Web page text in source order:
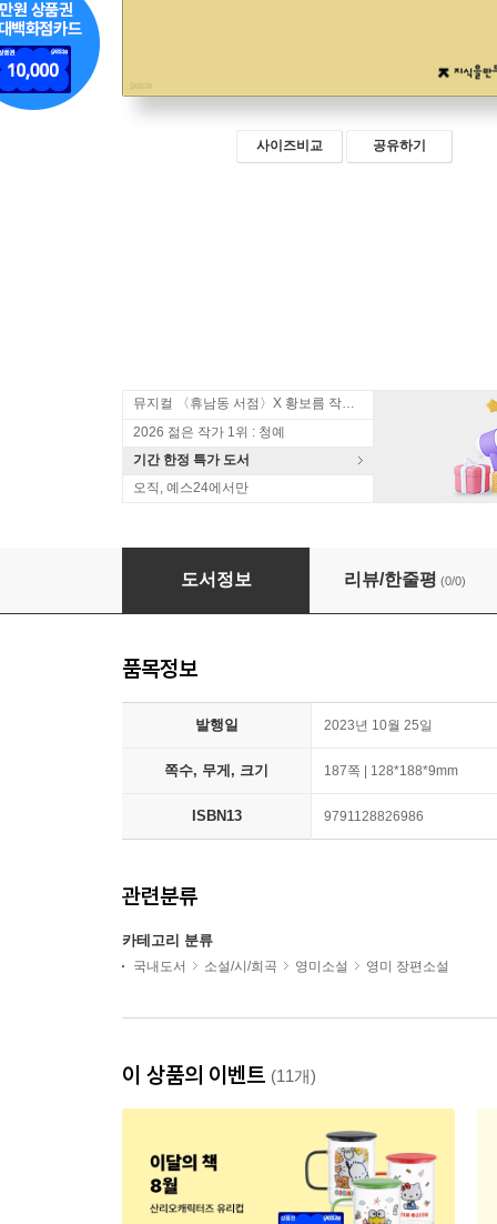
사이즈비교 공유하기
뮤지컬 〈휴남동 서점〉X 황보름 작가 북토크
2026 젊은 작가 1위 : 청예
기간 한정 특가 도서
오직, 예스24에서만
원서발췌 더버빌가의 테스
도서정보 리뷰/한줄평 (0/0)
품목정보
발행일 2023년 10월 25일
쪽수, 무게, 크기 187쪽 | 128*188*9mm
ISBN13 9791128826986
관련분류
카테고리 분류
국내도서 소설/시/희곡 영미소설 영미 장편소설
이 상품의 이벤트 (11개)